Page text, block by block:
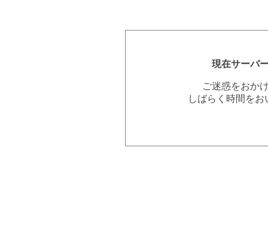
現在サーバ
ご迷惑をおか
しばらく時間を